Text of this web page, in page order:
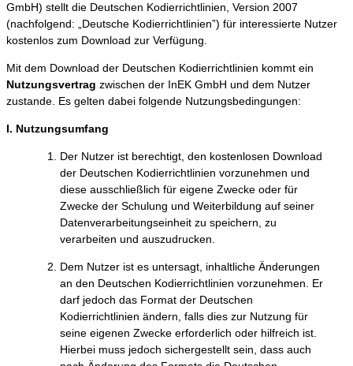
GmbH) stellt die Deutschen Kodierrichtlinien, Version 2007
(nachfolgend: „Deutsche Kodierrichtlinien”) für interessierte Nutzer
kostenlos zum Download zur Verfügung.
Mit dem Download der Deutschen Kodierrichtlinien kommt ein
Nutzungsvertrag zwischen der InEK GmbH und dem Nutzer
zustande. Es gelten dabei folgende Nutzungsbedingungen:
I. Nutzungsumfang
Der Nutzer ist berechtigt, den kostenlosen Download
der Deutschen Kodierrichtlinien vorzunehmen und
diese ausschließlich für eigene Zwecke oder für
Zwecke der Schulung und Weiterbildung auf seiner
Datenverarbeitungseinheit zu speichern, zu
verarbeiten und auszudrucken.
Dem Nutzer ist es untersagt, inhaltliche Änderungen
an den Deutschen Kodierrichtlinien vorzunehmen. Er
darf jedoch das Format der Deutschen
Kodierrichtlinien ändern, falls dies zur Nutzung für
seine eigenen Zwecke erforderlich oder hilfreich ist.
Hierbei muss jedoch sichergestellt sein, dass auch